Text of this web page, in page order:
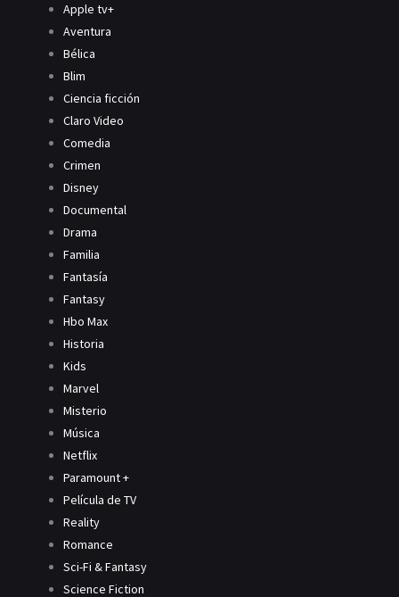
Apple tv+
Aventura
Bélica
Blim
Ciencia ficción
Claro Video
Comedia
Crimen
Disney
Documental
Drama
Familia
Fantasía
Fantasy
Hbo Max
Historia
Kids
Marvel
Misterio
Música
Netflix
Paramount +
Película de TV
Reality
Romance
Sci-Fi & Fantasy
Science Fiction